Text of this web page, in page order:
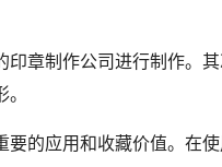
章制作公司进行制作。
的应用和收藏价值。在使